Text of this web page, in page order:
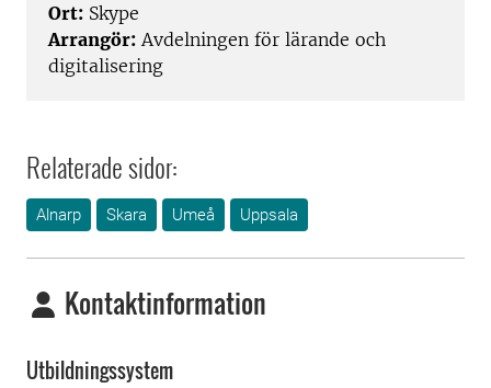
Ort: Skype
Arrangör: Avdelningen för lärande och
digitalisering
Relaterade sidor:
Alnarp Skara Umeå Uppsala
Kontaktinformation
Utbildningssystem